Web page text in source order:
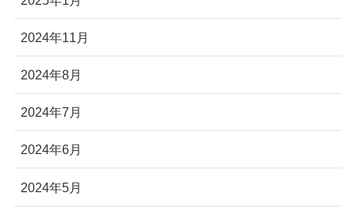
2024年11月
2024年8月
2024年7月
2024年6月
2024年5月